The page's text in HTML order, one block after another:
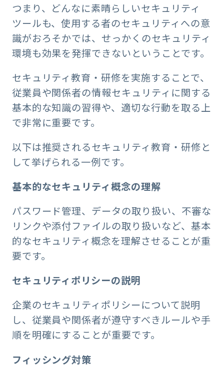
つまり、どんなに素晴らしいセキュリティ
ツールも、使用する者のセキュリティへの意
識がおろそかでは、せっかくのセキュリティ
環境も効果を発揮できないということです。
セキュリティ教育・研修を実施することで、
従業員や関係者の情報セキュリティに関する
基本的な知識の習得や、適切な行動を取る上
で非常に重要です。
以下は推奨されるセキュリティ教育・研修と
して挙げられる一例です。
基本的なセキュリティ概念の理解
パスワード管理、データの取り扱い、不審な
リンクや添付ファイルの取り扱いなど、基本
的なセキュリティ概念を理解させることが重
要です。
セキュリティポリシーの説明
企業のセキュリティポリシーについて説明
し、従業員や関係者が遵守すべきルールや手
順を明確にすることが重要です。
フィッシング対策